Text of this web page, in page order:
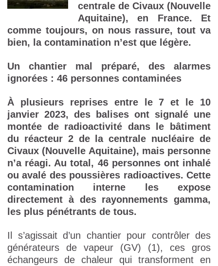
centrale de Civaux (Nouvelle
Aquitaine), en France. Et
comme toujours, on nous rassure, tout va
bien, la contamination n’est que légère.
Un chantier mal préparé, des alarmes
ignorées : 46 personnes contaminées
À plusieurs reprises entre le 7 et le 10
janvier 2023, des balises ont signalé une
montée de radioactivité dans le bâtiment
du réacteur 2 de la centrale nucléaire de
Civaux (Nouvelle Aquitaine), mais personne
n’a réagi. Au total, 46 personnes ont inhalé
ou avalé des poussières radioactives. Cette
contamination interne les expose
directement à des rayonnements gamma,
les plus pénétrants de tous.
Il s’agissait d’un chantier pour contrôler des
générateurs de vapeur (GV) (1), ces gros
échangeurs de chaleur qui transforment en